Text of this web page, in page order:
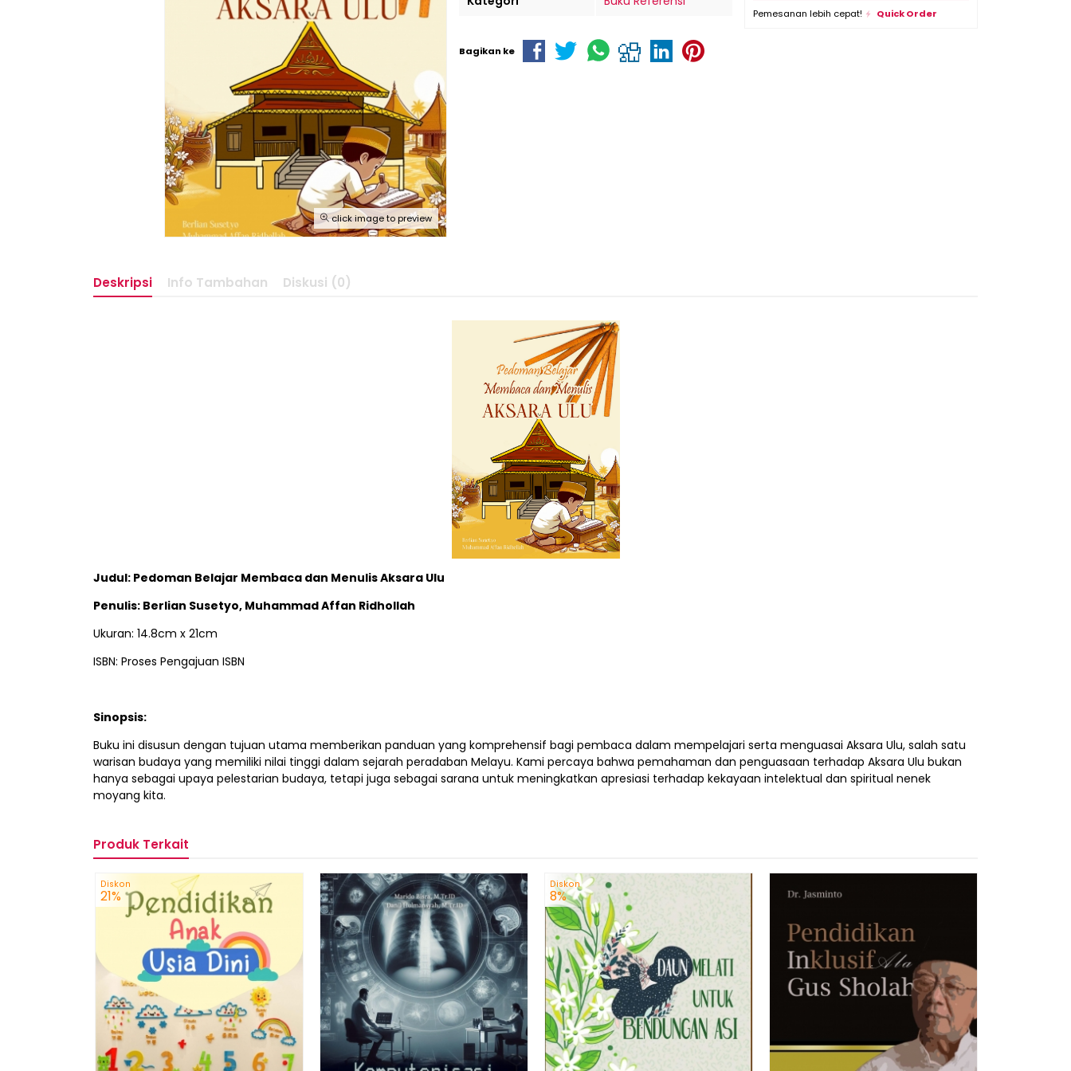
click image to preview
Pemesanan lebih cepat! Quick Order
Bagikan ke
Deskripsi Info Tambahan Diskusi (0)
Judul: Pedoman Belajar Membaca dan Menulis Aksara Ulu
Penulis: Berlian Susetyo, Muhammad Affan Ridhollah
Ukuran: 14.8cm x 21cm
ISBN: Proses Pengajuan ISBN
Sinopsis:
Buku ini disusun dengan tujuan utama memberikan panduan yang komprehensif bagi pembaca dalam mempelajari serta menguasai Aksara Ulu, salah satu
warisan budaya yang memiliki nilai tinggi dalam sejarah peradaban Melayu. Kami percaya bahwa pemahaman dan penguasaan terhadap Aksara Ulu bukan
hanya sebagai upaya pelestarian budaya, tetapi juga sebagai sarana untuk meningkatkan apresiasi terhadap kekayaan intelektual dan spiritual nenek
moyang kita.
Produk Terkait
Diskon
21%
Diskon
8%